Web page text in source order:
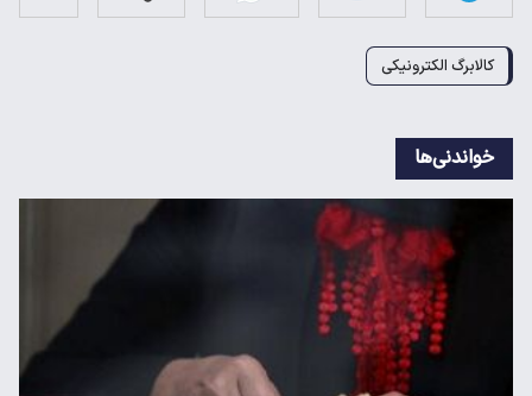
کالابرگ الکترونیکی
خواندنی‌ها